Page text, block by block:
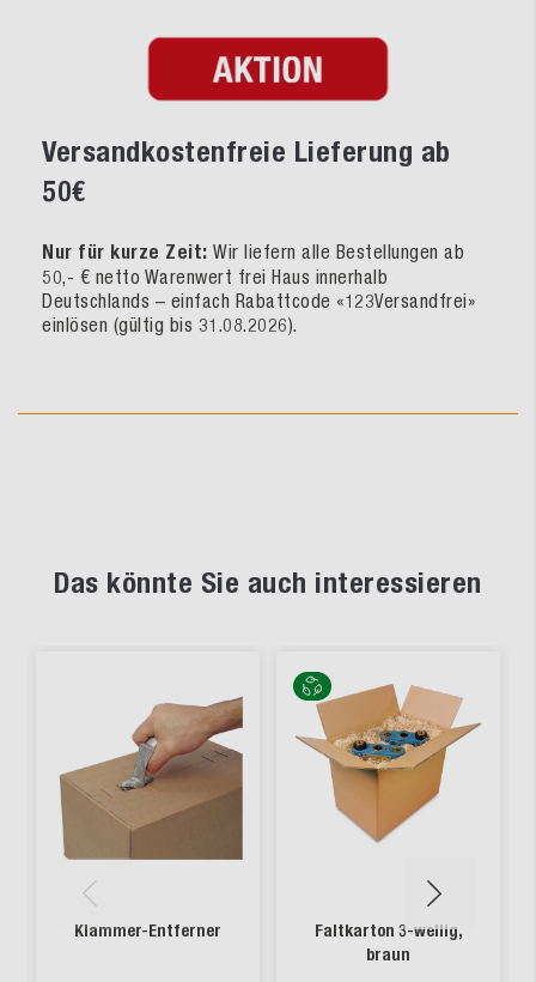
Versandkostenfreie Lieferung ab
50€
Nur für kurze Zeit: Wir liefern alle Bestellungen ab
50,- € netto Warenwert frei Haus innerhalb
Deutschlands – einfach Rabattcode «123Versandfrei»
einlösen (gültig bis 31.08.2026).
Das könnte Sie auch interessieren
Klammer-Entferner
Faltkarton 3-wellig,
braun